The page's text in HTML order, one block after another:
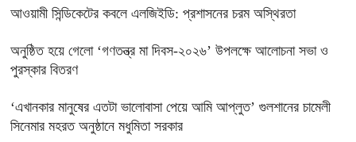
‎আওয়ামী সিন্ডিকেটের কবলে এলজিইডি: প্রশাসনের চরম অস্থিরতা
অনুষ্ঠিত হয়ে গেলো ‘গণতন্ত্র মা দিবস-২০২৬’ উপলক্ষে আলোচনা সভা ও
পুরস্কার বিতরণ
‘এখানকার মানুষের এতটা ভালোবাসা পেয়ে আমি আপ্লুত’ গুলশানের চামেলী
সিনেমার মহরত অনুষ্ঠানে মধুমিতা সরকার